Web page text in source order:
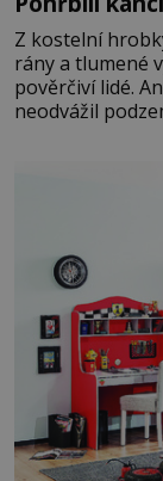
Z kostelní
rány a tlumené
pověrčiví lidé.
neodvážil